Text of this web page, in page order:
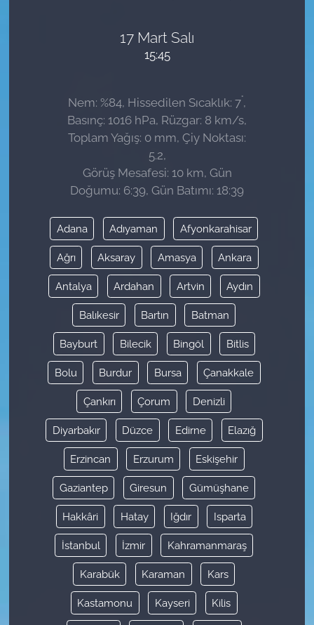
17 Mart Salı
15:45
Nem: %84, Hissedilen Sıcaklık: 7°,
Basınç: 1016 hPa, Rüzgar: 8 km/s,
Toplam Yağış: 0 mm, Çiy Noktası:
5.2,
Görüş Mesafesi: 10 km, Gün
Doğumu: 6:39, Gün Batımı: 18:39
Adana Adıyaman Afyonkarahisar
Ağrı Aksaray Amasya Ankara
Antalya Ardahan Artvin Aydın
Balıkesir Bartın Batman
Bayburt Bilecik Bingöl Bitlis
Bolu Burdur Bursa Çanakkale
Çankırı Çorum Denizli
Diyarbakır Düzce Edirne Elazığ
Erzincan Erzurum Eskişehir
Gaziantep Giresun Gümüşhane
Hakkâri Hatay Iğdır Isparta
İstanbul İzmir Kahramanmaraş
Karabük Karaman Kars
Kastamonu Kayseri Kilis